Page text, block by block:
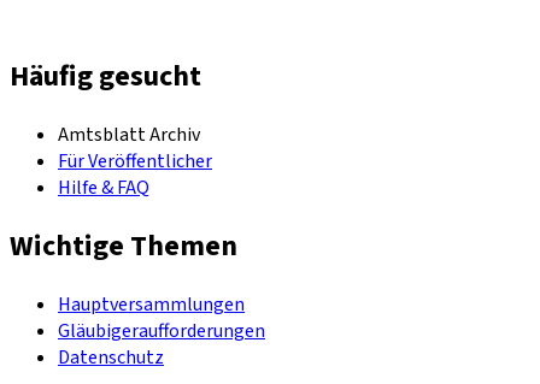
Häufig gesucht
Amtsblatt Archiv
Für Veröffentlicher
Hilfe & FAQ
Wichtige Themen
Hauptversammlungen
Gläubigeraufforderungen
Datenschutz